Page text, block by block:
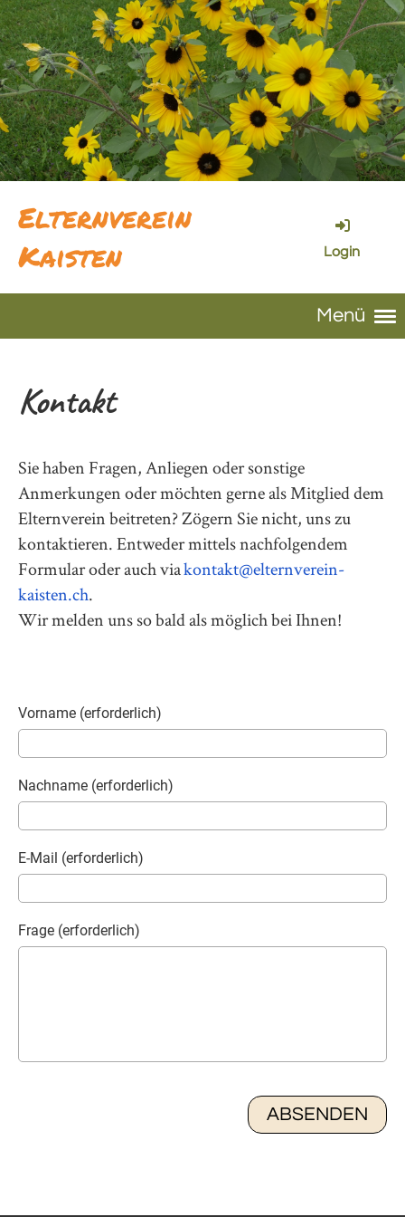
Elternverein
Kaisten
Login
Menü
Kontakt
Sie haben Fragen, Anliegen oder sonstige
Anmerkungen oder möchten gerne als Mitglied dem
Elternverein beitreten? Zögern Sie nicht, uns zu
kontaktieren. Entweder mittels nachfolgendem
Formular oder auch viakontakt@elternverein-
kaisten.ch.
Wir melden uns so bald als möglich bei Ihnen!
Vorname (erforderlich)
Nachname (erforderlich)
E-Mail (erforderlich)
Frage (erforderlich)